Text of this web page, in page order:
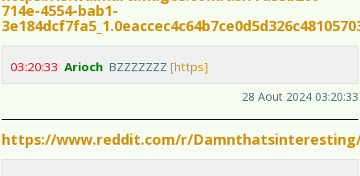
714e-4554-bab1-
03:20:33 Arioch BZZZZZZZ [https]
28 Aout 2024 03:20:33
https://www.reddit.com/r/Damnthatsinteresting/